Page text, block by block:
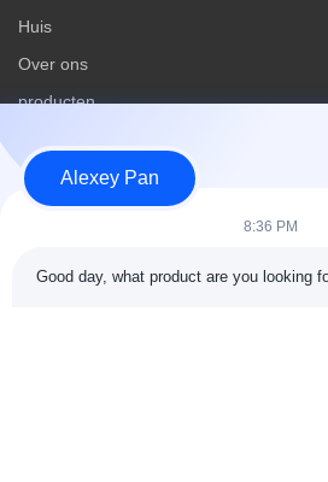
Huis
Over ons
producten
Categorieën
Rubber het Mengen zich Molenmachine
Alexey Pan
8:36 PM
Good day, what product are you looking